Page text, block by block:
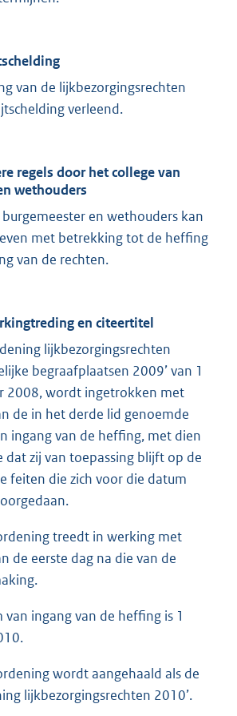
van de lijkbezorgingsrechten
verleend.
regels door het college van
wethouders
en wethouders kan
met betrekking tot de heffing
van de rechten.
en citeertitel
lijkbezorgingsrechten
begraafplaatsen 2009’ van 1
2008, wordt ingetrokken met
de in het derde lid genoemde
ingang van de heffing, met dien
dat zij van toepassing blijft op de
feiten die zich voor die datum
treedt in werking met
de eerste dag na die van de
van ingang van de heffing is 1
wordt aangehaald als de
lijkbezorgingsrechten 2010’.